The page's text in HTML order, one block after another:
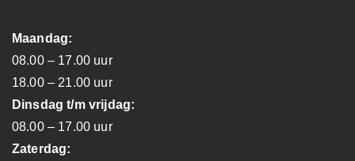
Maandag:
08.00 – 17.00 uur
18.00 – 21.00 uur
Dinsdag t/m vrijdag:
08.00 – 17.00 uur
Zaterdag: